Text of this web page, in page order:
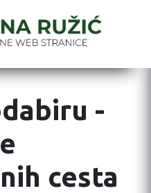
-
cesta